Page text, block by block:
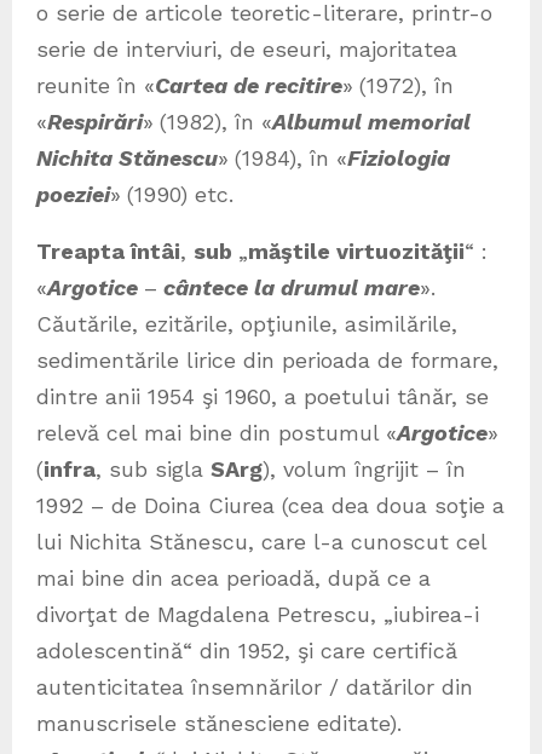
o serie de articole teoretic-literare, printr-o
serie de interviuri, de eseuri, majoritatea
reunite în «Cartea de recitire» (1972), în
«Respirări» (1982), în «Albumul memorial
Nichita Stănescu» (1984), în «Fiziologia
poeziei» (1990) etc.
Treapta întâi, sub „măştile virtuozităţii“ :
«Argotice – cântece la drumul mare».
Căutările, ezitările, opţiunile, asimilările,
sedimentările lirice din perioada de formare,
dintre anii 1954 şi 1960, a poetului tânăr, se
relevă cel mai bine din postumul «Argotice»
(infra, sub sigla SArg), volum îngrijit – în
1992 – de Doina Ciurea (cea dea doua soţie a
lui Nichita Stănescu, care l-a cunoscut cel
mai bine din acea perioadă, după ce a
divorţat de Magdalena Petrescu, „iubirea-i
adolescentină“ din 1952, şi care certifică
autenticitatea însemnărilor / datărilor din
manuscrisele stănesciene editate).